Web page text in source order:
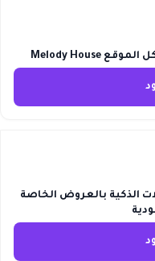
على الجوالات الذكية بالعروض الخاصة